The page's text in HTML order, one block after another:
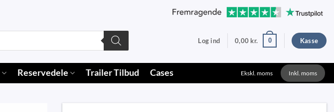
Log ind 0,00 kr. 0 Kasse
Reservedele Trailer Tilbud Cases Ekskl. moms Inkl. moms